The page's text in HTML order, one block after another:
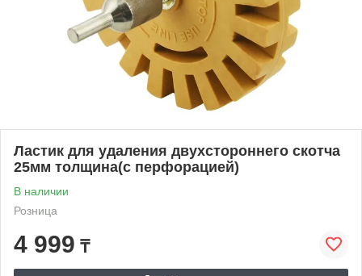
Ластик для удаления двухстороннего скотча
25мм толщина(с перфорацией)
В наличии
Розница
4 999 ₸